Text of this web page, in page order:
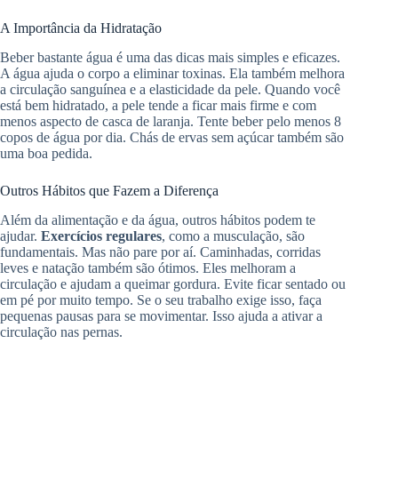
A Importância da Hidratação
Beber bastante água é uma das dicas mais simples e eficazes.
A água ajuda o corpo a eliminar toxinas. Ela também melhora
a circulação sanguínea e a elasticidade da pele. Quando você
está bem hidratado, a pele tende a ficar mais firme e com
menos aspecto de casca de laranja. Tente beber pelo menos 8
copos de água por dia. Chás de ervas sem açúcar também são
uma boa pedida.
Outros Hábitos que Fazem a Diferença
Além da alimentação e da água, outros hábitos podem te
ajudar. Exercícios regulares, como a musculação, são
fundamentais. Mas não pare por aí. Caminhadas, corridas
leves e natação também são ótimos. Eles melhoram a
circulação e ajudam a queimar gordura. Evite ficar sentado ou
em pé por muito tempo. Se o seu trabalho exige isso, faça
pequenas pausas para se movimentar. Isso ajuda a ativar a
circulação nas pernas.